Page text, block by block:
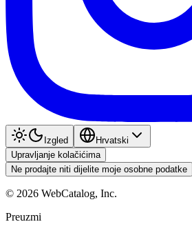
Izgled
Hrvatski
Upravljanje kolačićima
Ne prodajte niti dijelite moje osobne podatke
© 2026 WebCatalog, Inc.
Preuzmi